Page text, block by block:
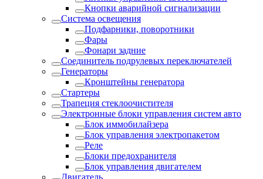
Кнопки аварийной сигнализации
Система освещения
Подфарники, поворотники
Фары
Фонари задние
Соединитель подрулевых переключателей
Генераторы
Кронштейны генератора
Стартеры
Трапеция стеклоочистителя
Электронные блоки управления систем авто
Блок иммобилайзера
Блок управления электропакетом
Реле
Блоки предохранителя
Блок управления двигателем
Двигатель